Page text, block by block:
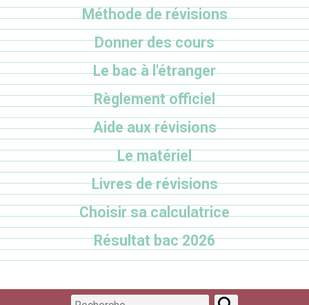
Méthode de révisions
Donner des cours
Le bac à l'étranger
Règlement officiel
Aide aux révisions
Le matériel
Livres de révisions
Choisir sa calculatrice
Résultat bac 2026